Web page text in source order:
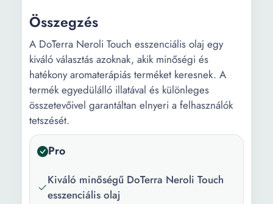
Összegzés
A DōTerra Neroli Touch esszenciális olaj egy
kiváló választás azoknak, akik minőségi és
hatékony aromaterápiás terméket keresnek. A
termék egyedülálló illatával és különleges
összetevőivel garantáltan elnyeri a felhasználók
tetszését.
Pro
Kiváló minőségű DōTerra Neroli Touch
esszenciális olaj